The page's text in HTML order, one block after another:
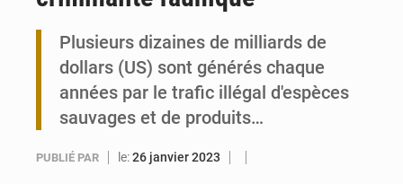
Maurice : Démission de la ministre Véronique Leu-Govind
Plusieurs dizaines de milliards de
dollars (US) sont générés chaque
années par le trafic illégal d'espèces
sauvages et de produits…
PUBLIÉ PAR le:26 janvier 2023